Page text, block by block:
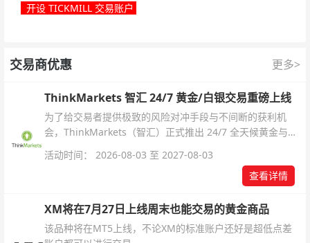
开设 TICKMILL 交易账户
交易商优惠 更多>
ThinkMarkets 智汇 24/7 黄金/白银交易重磅上线
为了给交易者提供极致的风险对冲手段与不间断的获利机
会，ThinkMarkets（智汇）正式推出 24/7 全天候黄金与白
杆配置、支持软件及交易细则。
活动时间： 2026-08-03 至 2027-08-03
查看详情
XM将在7月27日上线周末也能交易的黄金商品
该品种将在MT5上线，不论XM的标准账户还好是超低点差